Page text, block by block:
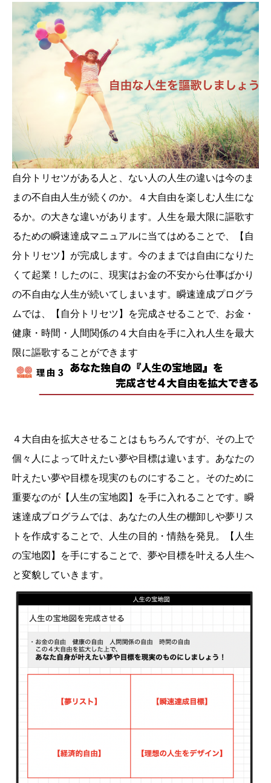
自分トリセツがある人と、ない人の人生の違いは今のま
まの不自由人生が続くのか。４大自由を楽しむ人生にな
るか。の大きな違いがあります。人生を最大限に謳歌す
るための瞬速達成マニュアルに当てはめることで、【自
分トリセツ】が完成します。今のままでは自由になりた
くて起業！したのに、現実はお金の不安から仕事ばかり
の不自由な人生が続いてしまいます。瞬速達成プログラ
ムでは、【自分トリセツ】を完成させることで、お金・
健康・時間・人間関係の４大自由を手に入れ人生を最大
限に謳歌することができます
４大自由を拡大させることはもちろんですが、その上で
個々人によって叶えたい夢や目標は違います。あなたの
叶えたい夢や目標を現実のものにすること。そのために
重要なのが【人生の宝地図】を手に入れることです。瞬
速達成プログラムでは、あなたの人生の棚卸しや夢リス
トを作成することで、人生の目的・情熱を発見。【人生
の宝地図】を手にすることで、夢や目標を叶える人生へ
と変貌していきます。